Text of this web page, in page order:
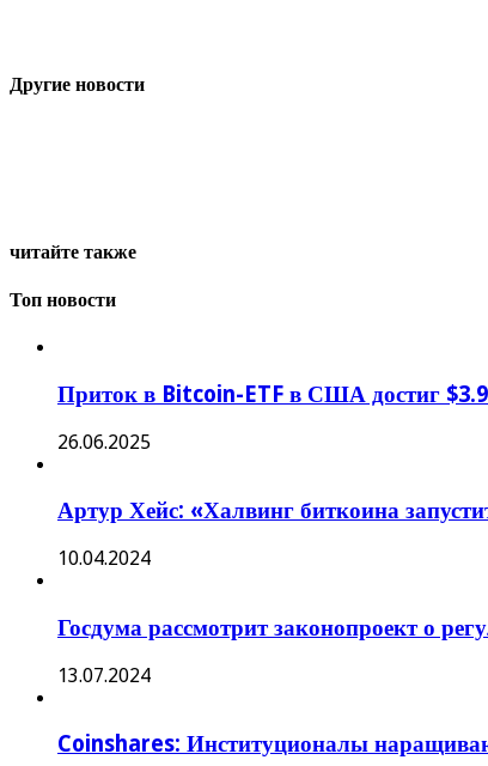
Другие новости
читайте также
Топ новости
Приток в Bitcoin-ETF в США достиг $3.9
26.06.2025
Артур Хейс: «Халвинг биткоина
10.04.2024
Госдума рассмотрит законопроект о
13.07.2024
Coinshares: Институционалы